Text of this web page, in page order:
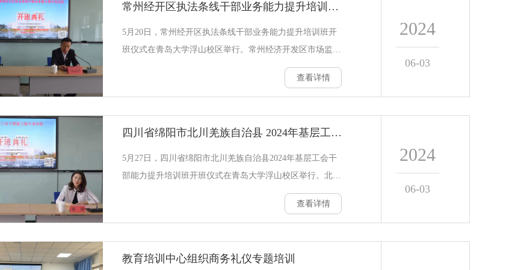
湖南省衡南县政协第十一届政协委员工作实际需求设计相关
课程，现场教学环节，组织参训学员前往青岛市规划馆等地
学习研讨，助力湖南省衡南县政协第十一届政协委员全面提
常州经开区执法条线干部业务能力提升培训班开班
5月20日，常州经开区执法条线干部业务能力提升培训班开
班仪式在青岛大学浮山校区举行。常州经济开发区市场监督
管理局副局长陆建青、青岛大学继续教育学院副院长宋立峰
出席开班仪式。宋立峰致欢迎辞，他介绍了青岛大学继续教
培训合作，在经济、社会发展各个领域为常州经开区执法的
发展架好桥梁，当好助手。陆建青作开班动员讲话，他表
示，希望各位学员珍惜学习机会，主动参与课程，结合工作
查看详情
2024
06-03
四川省绵阳市北川羌族自治县 2024年基层工会干部能力提升培训班开班
5月27日，四川省绵阳市北川羌族自治县2024年基层工会干
部能力提升培训班开班仪式在青岛大学浮山校区举行。北川
羌族自治县总工会党组书记、常务副主席谢静，青岛大学继
续教育学院副院长宋立峰出席开班仪式。宋立峰致欢迎辞，
族自治县总工会的教育培训合作，在经济、社会发展各个领
查看详情
2024
06-03
教育培训中心组织商务礼仪专题培训